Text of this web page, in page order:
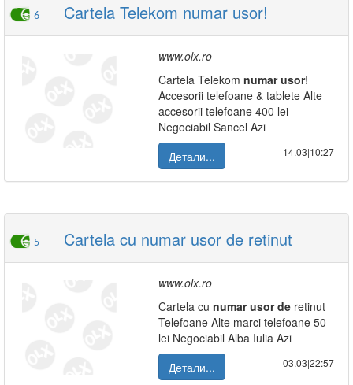
6 Cartela Telekom numar usor!
www.olx.ro
Cartela Telekom numar usor!
Accesorii telefoane & tablete Alte
accesorii telefoane 400 lei
Negociabil Sancel Azi
Детали...
14.03|10:27
5 Cartela cu numar usor de retinut
www.olx.ro
Cartela cu numar usor de retinut
Telefoane Alte marci telefoane 50
lei Negociabil Alba Iulia Azi
Детали...
03.03|22:57